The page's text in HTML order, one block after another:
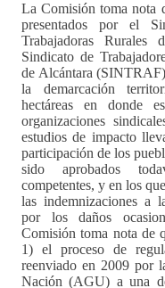
La Comisión toma nota
presentados por el
Trabajadoras
Sindicato de
de Alcántara
la demarcación
hectáreas en donde
organizaciones
estudios de impacto
participación de los
sido aprobados
competentes, y en los
las indemnizaciones a
por los daños
Comisión toma nota de
1) el proceso de
reenviado en 2009 por
Nación (AGU) a una